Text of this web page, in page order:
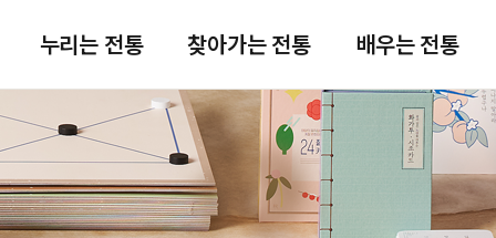
누리는 전통 찾아가는 전통 배우는 전통